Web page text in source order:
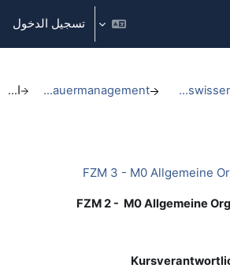
تسجيل الدخول
FB 1 Sozial- und Bildungswissenschaften
FZM - Fan- und Zuschauermanagement الملخص
FZM 3 - M0 Allgemeine
FZM 2 - M0 Allgemeine